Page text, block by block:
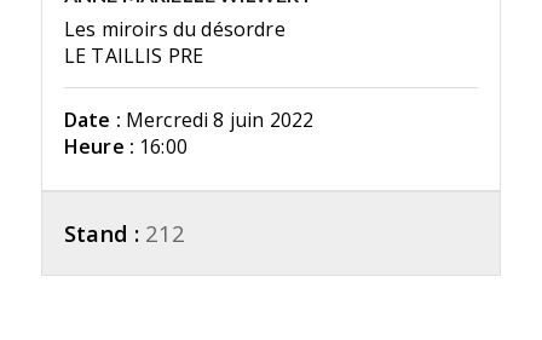
Les miroirs du désordre
LE TAILLIS PRE
Date : Mercredi 8 juin 2022
Heure : 16:00
Stand : 212